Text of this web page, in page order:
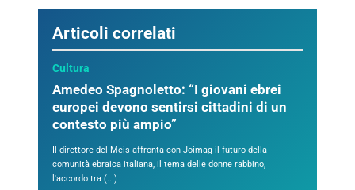
Articoli correlati
Cultura
Amedeo Spagnoletto: “I giovani ebrei
europei devono sentirsi cittadini di un
contesto più ampio”
Il direttore del Meis affronta con Joimag il futuro della
comunità ebraica italiana, il tema delle donne rabbino,
l'accordo tra (...)